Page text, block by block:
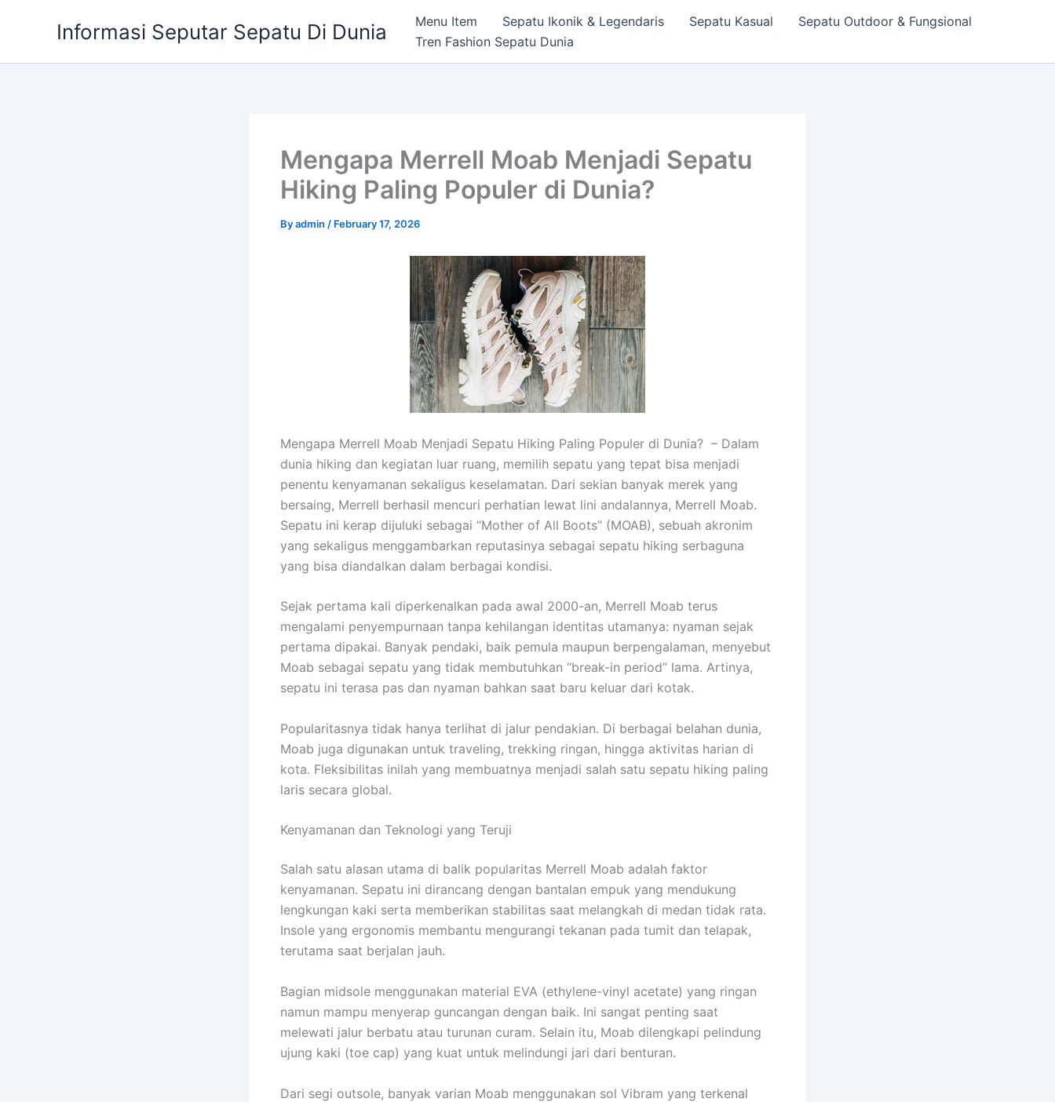
Informasi Seputar Sepatu Di Dunia Menu Item Sepatu Ikonik & Legendaris Sepatu Kasual
Sepatu Outdoor & Fungsional
Tren Fashion Sepatu Dunia
Mengapa Merrell Moab Menjadi Sepatu
Hiking Paling Populer di Dunia?
Byadmin / February 17, 2026
Mengapa Merrell Moab Menjadi Sepatu Hiking Paling Populer di Dunia? – Dalam
dunia hiking dan kegiatan luar ruang, memilih sepatu yang tepat bisa menjadi
penentu kenyamanan sekaligus keselamatan. Dari sekian banyak merek yang
bersaing, Merrell berhasil mencuri perhatian lewat lini andalannya, Merrell Moab.
Sepatu ini kerap dijuluki sebagai “Mother of All Boots” (MOAB), sebuah akronim
yang sekaligus menggambarkan reputasinya sebagai sepatu hiking serbaguna
yang bisa diandalkan dalam berbagai kondisi.
Sejak pertama kali diperkenalkan pada awal 2000-an, Merrell Moab terus
mengalami penyempurnaan tanpa kehilangan identitas utamanya: nyaman sejak
pertama dipakai. Banyak pendaki, baik pemula maupun berpengalaman, menyebut
Moab sebagai sepatu yang tidak membutuhkan “break-in period” lama. Artinya,
sepatu ini terasa pas dan nyaman bahkan saat baru keluar dari kotak.
Popularitasnya tidak hanya terlihat di jalur pendakian. Di berbagai belahan dunia,
Moab juga digunakan untuk traveling, trekking ringan, hingga aktivitas harian di
kota. Fleksibilitas inilah yang membuatnya menjadi salah satu sepatu hiking paling
laris secara global.
Kenyamanan dan Teknologi yang Teruji
Salah satu alasan utama di balik popularitas Merrell Moab adalah faktor
kenyamanan. Sepatu ini dirancang dengan bantalan empuk yang mendukung
lengkungan kaki serta memberikan stabilitas saat melangkah di medan tidak rata.
Insole yang ergonomis membantu mengurangi tekanan pada tumit dan telapak,
terutama saat berjalan jauh.
Bagian midsole menggunakan material EVA (ethylene-vinyl acetate) yang ringan
namun mampu menyerap guncangan dengan baik. Ini sangat penting saat
melewati jalur berbatu atau turunan curam. Selain itu, Moab dilengkapi pelindung
ujung kaki (toe cap) yang kuat untuk melindungi jari dari benturan.
Dari segi outsole, banyak varian Moab menggunakan sol Vibram yang terkenal